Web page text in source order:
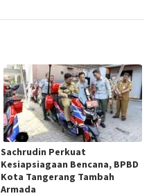
Sachrudin Perkuat
Kesiapsiagaan Bencana, BPBD
Kota Tangerang Tambah
Armada